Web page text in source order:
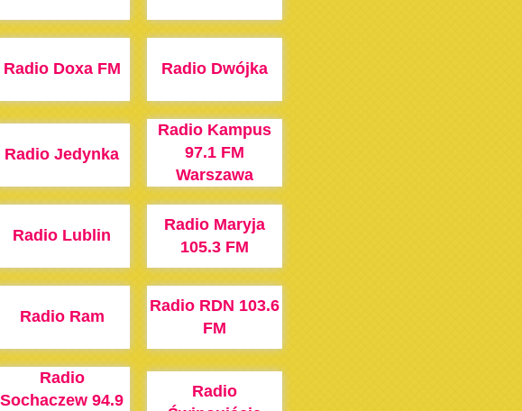
Radio Doxa FM Radio Dwójka
Radio Jedynka
Radio Kampus
97.1 FM
Warszawa
Radio Lublin
Radio Maryja
105.3 FM
Radio Ram
Radio RDN 103.6
FM
Radio
Sochaczew 94.9
Radio